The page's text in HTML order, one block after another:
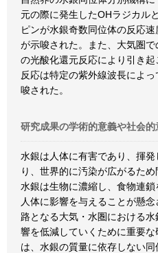
元の際に発生したOHラジカル
ピンが水銀奇数同位体の反応
が示唆された。また、大気圏
の光酸化還元反応により引き
反応は特定の紫外線波長によ
唆された。
研究成果の学術的意義や社会的
水銀は人体に有害であり、揮
り、世界的に汚染が広がるため
水銀は生物に濃縮し、食物連鎖
人体に影響を与えることが懸
路となる大気・水圏における
響を低減していくために重要
は、水銀の質量に依存しない同